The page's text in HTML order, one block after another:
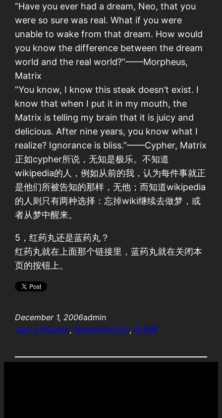
“Have you ever had a dream, Neo, that you
were so sure was real. What if you were
unable to wake from that dream. How would
you know the difference between the dream
world and the real world?”——Morpheus,
Matrix
“You know, I know this steak doesn’t exist. I
know that when I put it in my mouth, the
Matrix is telling my brain that it is juicy and
delicious. After nine years, you know what I
realize? Ignorance is bliss.”——Cypher, Matrix
正如cypher所说，无知是极乐。不知道
wikipedia的人，例如从前的我，认为每件事就正
是他们所被告知的那样，无他；而知道wikipedia
的人则只有两种选择：忘掉wiki继续去做梦，或
者从梦中醒来。
5，红药丸还是蓝药丸？
红药丸就在上面那个链接里，蓝药丸就在关闭本
页的按钮上。
December 1, 2006admin
Just a thought, NetworkingTor, 功夫网